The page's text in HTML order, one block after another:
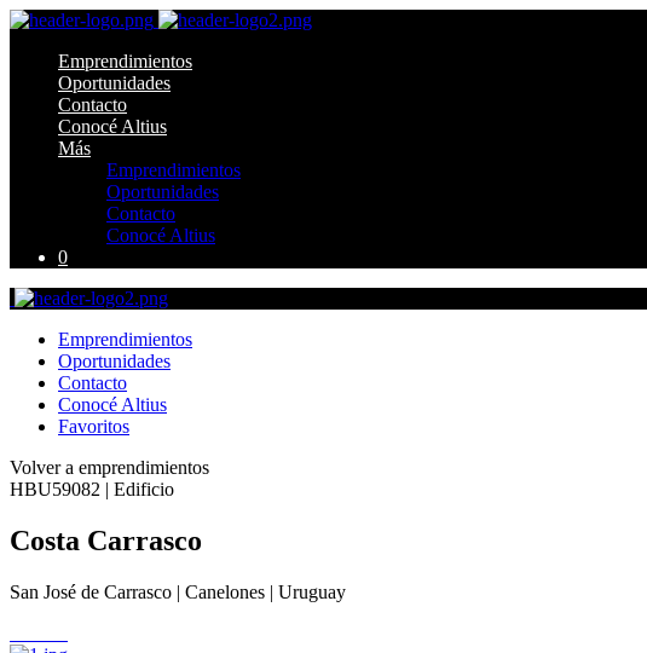
Emprendimientos
Oportunidades
Contacto
Conocé Altius
Más
Emprendimientos
Oportunidades
Contacto
Conocé Altius
0
Emprendimientos
Oportunidades
Contacto
Conocé Altius
Favoritos
Volver a emprendimientos
HBU59082 | Edificio
Costa Carrasco
San José de Carrasco | Canelones | Uruguay